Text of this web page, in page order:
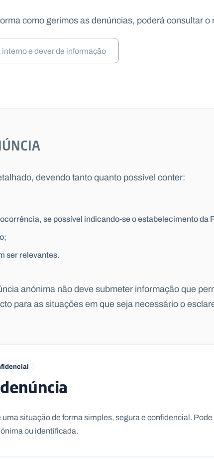
como gerimos as denúncias, poderá consultar
e dever de informação
devendo tanto quanto possível conter:
se possível indicando-se o estabelecimento da
ser relevantes.
anónima não deve submeter informação que
para as situações em que seja necessário o
situação de forma simples, segura e confidencial.
ou identificada.